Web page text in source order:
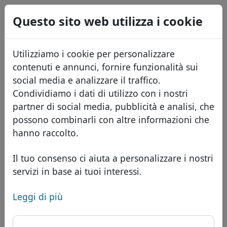
Questo sito web utilizza i cookie
Utilizziamo i cookie per personalizzare
contenuti e annunci, fornire funzionalità sui
social media e analizzare il traffico.
Condividiamo i dati di utilizzo con i nostri
partner di social media, pubblicità e analisi, che
possono combinarli con altre informazioni che
hanno raccolto.
Il tuo consenso ci aiuta a personalizzare i nostri
servizi in base ai tuoi interessi.
Leggi di più
Domini
Database dei domini
Domini africani
Domini asiatici
Domini europei
Domini del Medio Oriente
Domini nordamericani
Listino prezzi
Sconti
Trasferisci
Cerca
Servizi
ID Protect
Hosting DNS
WHOIS
USD
EUR
GBP
Español
Français
Português
Română
Eesti
Dominio .mil - gTLD